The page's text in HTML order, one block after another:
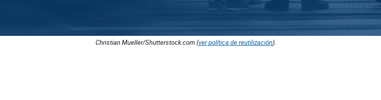
Christian Mueller/Shutterstock.com (ver política de reutilización).